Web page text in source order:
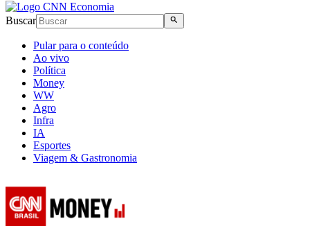
Buscar
Pular para o conteúdo
Ao vivo
Política
Money
WW
Agro
Infra
IA
Esportes
Viagem & Gastronomia